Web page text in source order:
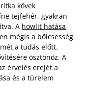
kövek
tejfehér, gyakran
A howlit hatása
mégis a bölcsesség
a tudás előtt.
ösztönöz. A
érvelés erejét a
és a türelem